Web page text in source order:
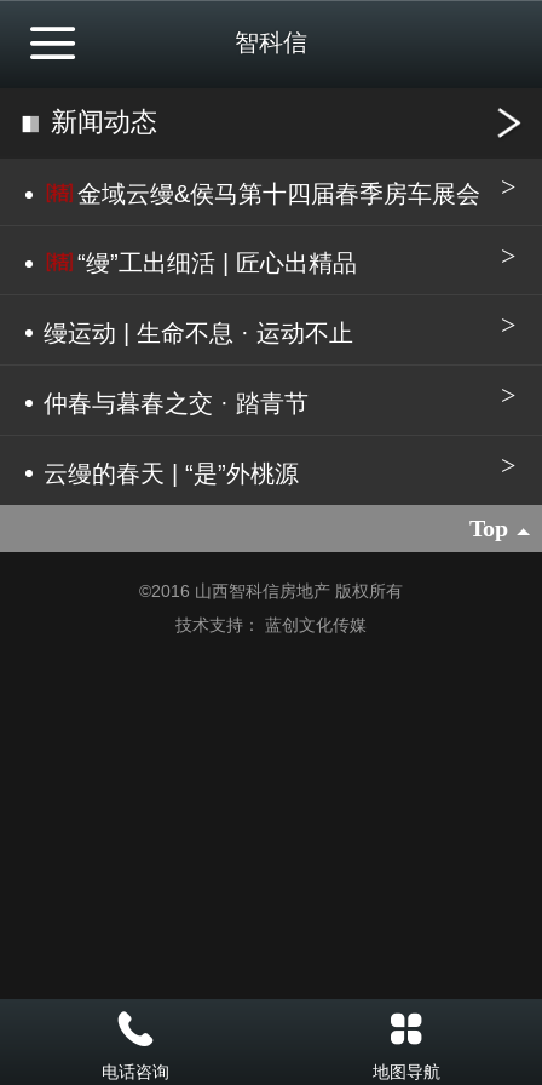
智科信
新闻动态
金域云缦&侯马第十四届春季房车展会
“缦”工出细活 | 匠心出精品
缦运动 | 生命不息 · 运动不止
仲春与暮春之交 · 踏青节
云缦的春天 | “是”外桃源
Top
©2016 山西智科信房地产 版权所有
技术支持： 蓝创文化传媒
电话咨询 地图导航